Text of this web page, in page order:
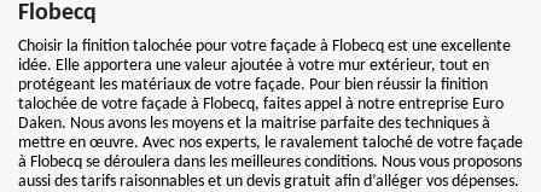
Flobecq
Choisir la finition talochée pour votre façade à Flobecq est une excellente
idée. Elle apportera une valeur ajoutée à votre mur extérieur, tout en
protégeant les matériaux de votre façade. Pour bien réussir la finition
talochée de votre façade à Flobecq, faites appel à notre entreprise Euro
Daken. Nous avons les moyens et la maitrise parfaite des techniques à
mettre en œuvre. Avec nos experts, le ravalement taloché de votre façade
à Flobecq se déroulera dans les meilleures conditions. Nous vous proposons
aussi des tarifs raisonnables et un devis gratuit afin d’alléger vos dépenses.